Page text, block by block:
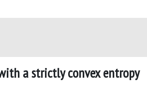
a strictly convex entropy